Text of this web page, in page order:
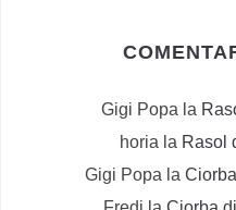
Gigi Popa la
horia la Rasol
Gigi Popa la